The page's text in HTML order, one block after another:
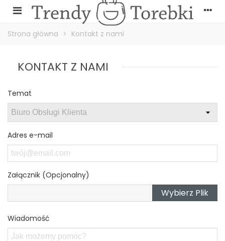
Strona główna > Kontakt z nami
KONTAKT Z NAMI
Temat
Adres e-mail
Załącznik (Opcjonalny)
Wybierz Plik
Wiadomość